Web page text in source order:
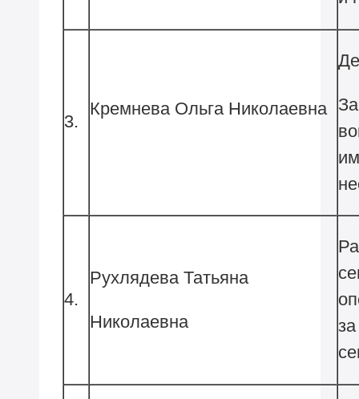
3.
Кремнева Ольга Николаевна
4.
Рухлядева Татьяна
Николаевна